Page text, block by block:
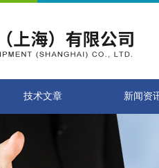
技术文章 新闻资